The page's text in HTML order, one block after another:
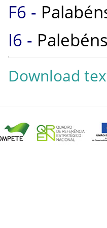
Palebéns
Download